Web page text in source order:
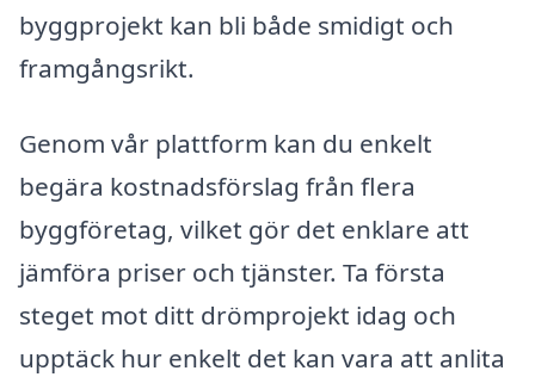
byggprojekt kan bli både smidigt och
framgångsrikt.
Genom vår plattform kan du enkelt
begära kostnadsförslag från flera
byggföretag, vilket gör det enklare att
jämföra priser och tjänster. Ta första
steget mot ditt drömprojekt idag och
upptäck hur enkelt det kan vara att anlita